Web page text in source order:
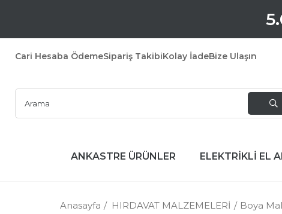
Cari Hesaba ÖdemeSipariş TakibiKolay İadeBize Ulaşın
ANKASTRE ÜRÜNLER ELEKTRİKLİ EL
Anasayfa HIRDAVAT MALZEMELERİ Boya